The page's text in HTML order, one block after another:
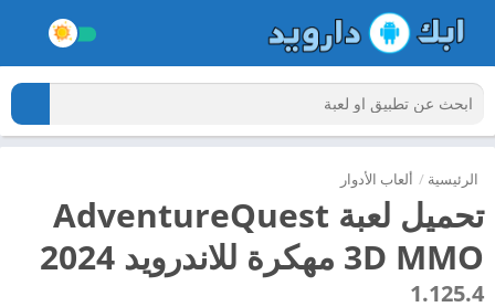
الرئيسية / ألعاب الأدوار
تحميل لعبة AdventureQuest
3D MMO مهكرة للاندرويد 2024
1.125.4